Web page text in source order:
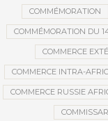
COMMÉMORATION
COMMÉMORATION DU
COMMERCE
COMMERCE INTRA-
COMMERCE RUSSIE